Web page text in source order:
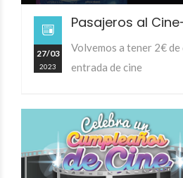
Pasajeros al
Volvemos a tener 2€ de
entrada de cine
27/03
2023